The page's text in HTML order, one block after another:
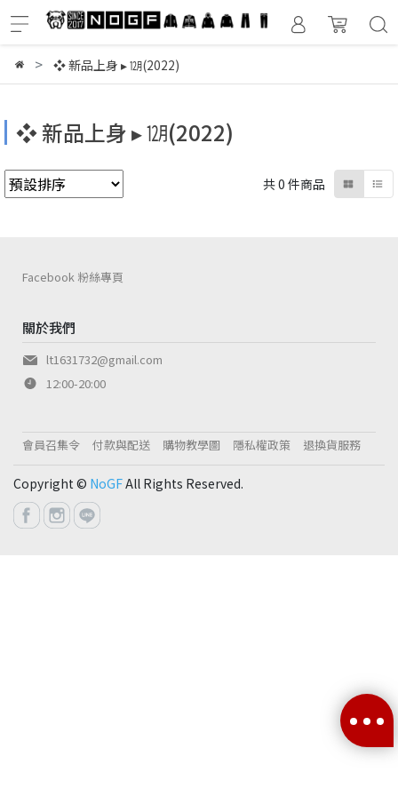
❖ 新品上身 ▸ ㋋(2022)
❖ 新品上身 ▸ ㋋(2022)
共 0 件商品
關於我們
lt1631732@gmail.com
12:00-20:00
會員召集令 付款與配送 購物教學圖 隱私權政策 退換貨服務
Facebook 粉絲專頁
Copyright © NoGFAll Rights Reserved.